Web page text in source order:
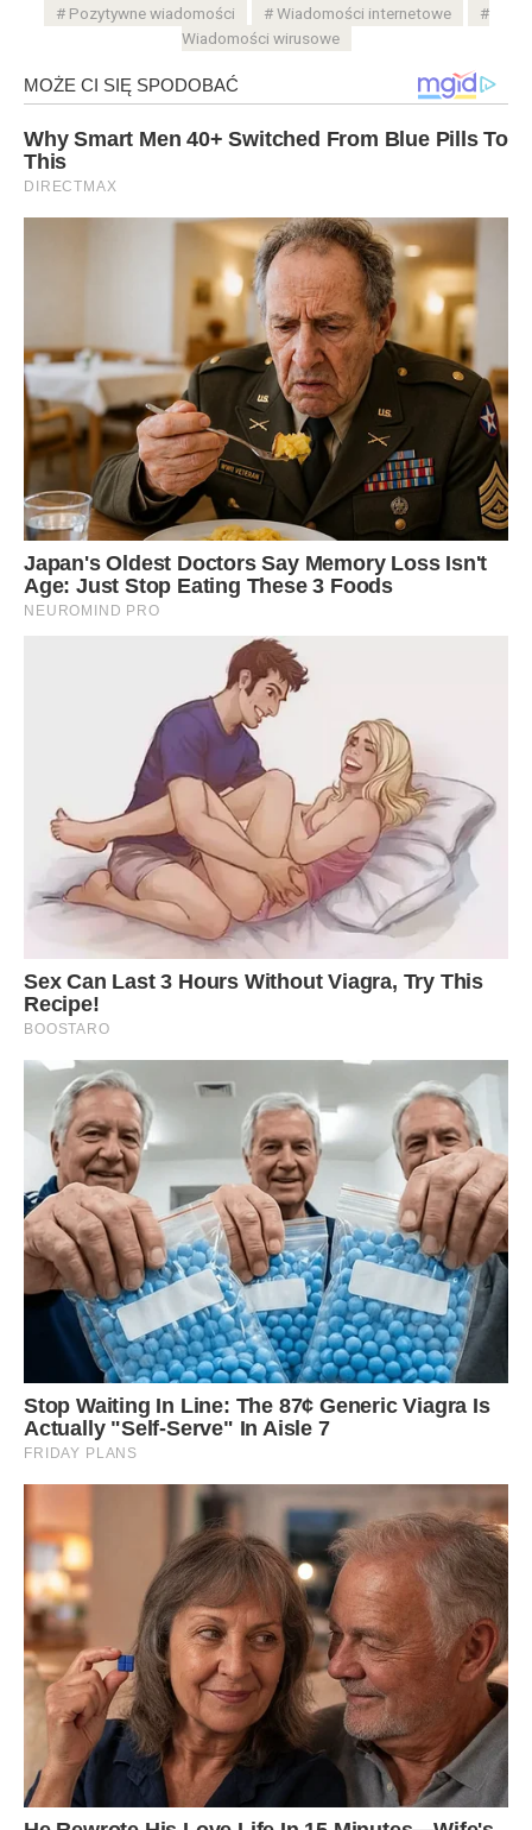
Pozytywne wiadomości
Wiadomości internetowe
Wiadomości wirusowe